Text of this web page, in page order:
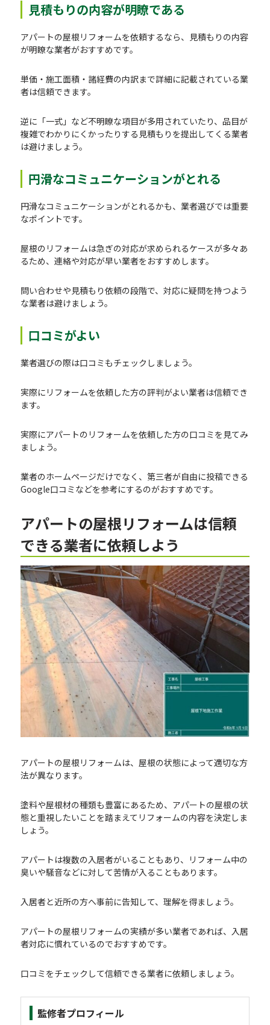
見積もりの内容が明瞭である
アパートの屋根リフォームを依頼するなら、見積もりの内容
が明瞭な業者がおすすめです。
単価・施工面積・諸経費の内訳まで詳細に記載されている業
者は信頼できます。
逆に「一式」など不明瞭な項目が多用されていたり、品目が
複雑でわかりにくかったりする見積もりを提出してくる業者
は避けましょう。
円滑なコミュニケーションがとれる
円滑なコミュニケーションがとれるかも、業者選びでは重要
なポイントです。
屋根のリフォームは急ぎの対応が求められるケースが多々あ
るため、連絡や対応が早い業者をおすすめします。
問い合わせや見積もり依頼の段階で、対応に疑問を持つよう
な業者は避けましょう。
口コミがよい
業者選びの際は口コミもチェックしましょう。
実際にリフォームを依頼した方の評判がよい業者は信頼でき
ます。
実際にアパートのリフォームを依頼した方の口コミを見てみ
ましょう。
業者のホームページだけでなく、第三者が自由に投稿できる
Google口コミなどを参考にするのがおすすめです。
アパートの屋根リフォームは信頼
できる業者に依頼しよう
アパートの屋根リフォームは、屋根の状態によって適切な方
法が異なります。
塗料や屋根材の種類も豊富にあるため、アパートの屋根の状
態と重視したいことを踏まえてリフォームの内容を決定しま
しょう。
アパートは複数の入居者がいることもあり、リフォーム中の
臭いや騒音などに対して苦情が入ることもあります。
入居者と近所の方へ事前に告知して、理解を得ましょう。
アパートの屋根リフォームの実績が多い業者であれば、入居
者対応に慣れているのでおすすめです。
口コミをチェックして信頼できる業者に依頼しましょう。
監修者プロフィール